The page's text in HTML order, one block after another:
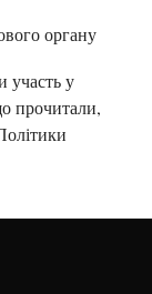
органу
участь у
прочитали,